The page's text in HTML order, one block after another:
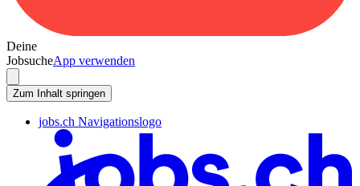
Deine
JobsucheApp verwenden
Zum Inhalt springen
jobs.ch Navigationslogo